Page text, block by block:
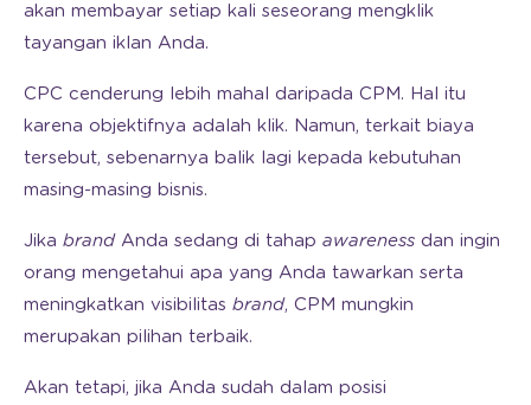
akan membayar setiap kali seseorang mengklik
tayangan iklan Anda.
CPC cenderung lebih mahal daripada CPM. Hal itu
karena objektifnya adalah klik. Namun, terkait biaya
tersebut, sebenarnya balik lagi kepada kebutuhan
masing-masing bisnis.
Jika brand Anda sedang di tahap awareness dan ingin
orang mengetahui apa yang Anda tawarkan serta
meningkatkan visibilitas brand, CPM mungkin
merupakan pilihan terbaik.
Akan tetapi, jika Anda sudah dalam posisi